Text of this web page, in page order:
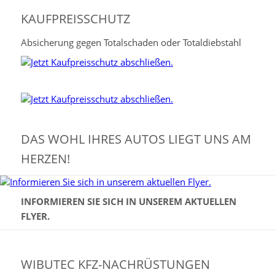
KAUFPREISSCHUTZ
Absicherung gegen Totalschaden oder Totaldiebstahl
DAS WOHL IHRES AUTOS LIEGT UNS AM
HERZEN!
INFORMIEREN SIE SICH IN UNSEREM AKTUELLEN
FLYER.
WIBUTEC KFZ-NACHRÜSTUNGEN